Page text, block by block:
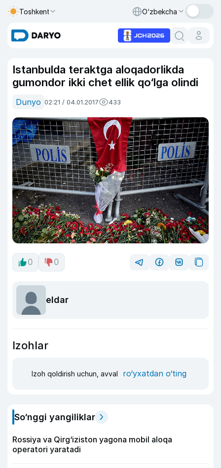
Toshkent O‘zbekcha
Istanbulda teraktga aloqadorlikda
gumondor ikki chet ellik qo‘lga olindi
Dunyo 02:21 / 04.01.2017 433
0 0
eldar
Izohlar
Izoh qoldirish uchun, avval ro‘yxatdan o‘ting
So‘nggi yangiliklar
Rossiya va Qirg‘iziston yagona mobil aloqa
operatori yaratadi